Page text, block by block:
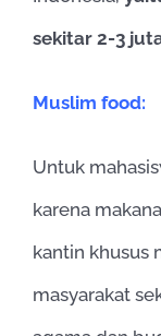
sekitar 2-3
Muslim food:
Untuk
karena
kantin khusus
masyarakat